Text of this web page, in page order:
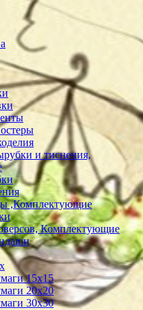
и тиснения,
,Комплектующие
Комплектующие
15х15
20х20
30х30